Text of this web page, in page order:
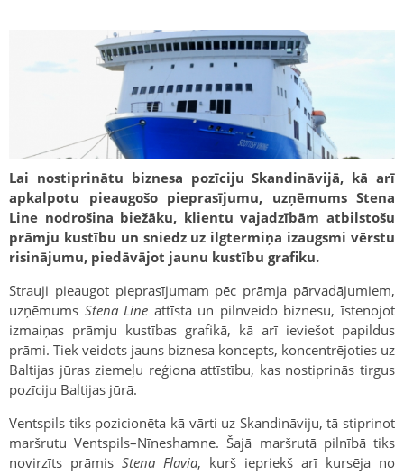
Lai nostiprinātu biznesa pozīciju Skandināvijā, kā arī
apkalpotu pieaugošo pieprasījumu, uzņēmums Stena
Line nodrošina biežāku, klientu vajadzībām atbilstošu
prāmju kustību un sniedz uz ilgtermiņa izaugsmi vērstu
risinājumu, piedāvājot jaunu kustību grafiku.
Strauji pieaugot pieprasījumam pēc prāmja pārvadājumiem,
uzņēmums Stena Line attīsta un pilnveido biznesu, īstenojot
izmaiņas prāmju kustības grafikā, kā arī ieviešot papildus
prāmi. Tiek veidots jauns biznesa koncepts, koncentrējoties uz
Baltijas jūras ziemeļu reģiona attīstību, kas nostiprinās tirgus
pozīciju Baltijas jūrā.
Ventspils tiks pozicionēta kā vārti uz Skandināviju, tā stiprinot
maršrutu Ventspils–Nīneshamne. Šajā maršrutā pilnībā tiks
novirzīts prāmis Stena Flavia, kurš iepriekš arī kursēja no